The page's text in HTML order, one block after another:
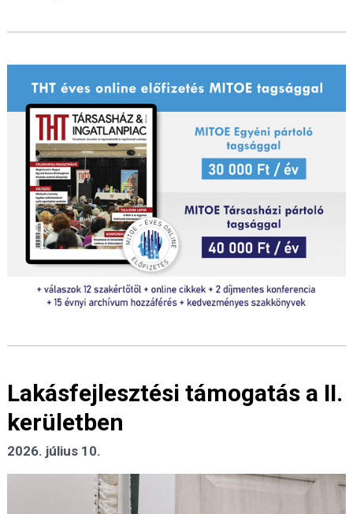
Lakásfejlesztési támogatás a II.
kerületben
2026. július 10.